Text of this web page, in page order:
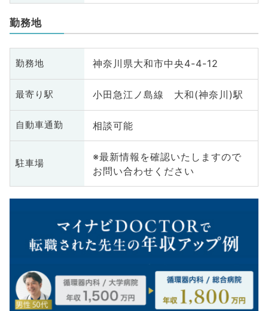
勤務地
勤務地 神奈川県大和市中央4-4-12
最寄り駅 小田急江ノ島線 大和(神奈川)駅
自動車通勤 相談可能
駐車場
※最新情報を確認いたしますので
お問い合わせください